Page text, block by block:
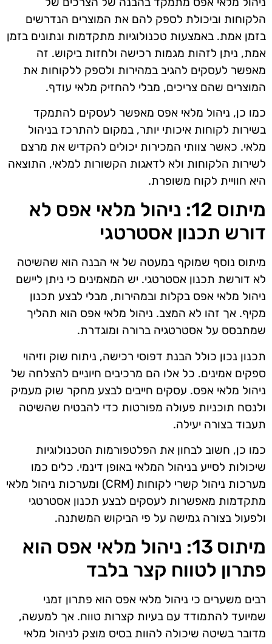
הלקוחות וביכולת לספק להם את המוצרים הנדרשים
בזמן אמת. באמצעות טכנולוגיות מתקדמות ונתונים בזמן
אמת, ניתן לזהות מגמות רכישה ולחזות ביקוש. זה
מאפשר לעסקים להגיב במהירות ולספק ללקוחות את
המוצרים שהם צריכים, מבלי להחזיק מלאי עודף.
כמו כן, ניהול מלאי אפס מאפשר לעסקים להתמקד
בשירות לקוחות איכותי יותר, במקום להתרכז בניהול
מלאי. כאשר צוותי המכירות יכולים להקדיש את מרצם
לשירות הלקוחות ולא לדאגות הקשורות למלאי, התוצאה
היא חוויית לקוח משופרת.
מיתוס 12: ניהול מלאי אפס לא
דורש תכנון אסטרטגי
מיתוס נוסף שמוקף במעטה של אי הבנה הוא שהשיטה
לא דורשת תכנון אסטרטגי. יש המאמינים כי ניתן ליישם
ניהול מלאי אפס בקלות ובמהירות, מבלי לבצע תכנון
מקיף. אך זהו לא המצב. ניהול מלאי אפס הוא תהליך
שמתבסס על אסטרטגיה ברורה ומוגדרת.
תכנון נכון כולל הבנת דפוסי רכישה, ניתוח שוק וזיהוי
ספקים אמינים. כל אלו הם מרכיבים חיוניים להצלחה של
ניהול מלאי אפס. עסקים חייבים לבצע מחקר שוק מעמיק
ולנסח תוכניות פעולה מפורטות כדי להבטיח שהשיטה
תעבוד בצורה יעילה.
כמו כן, חשוב לבחון את הפלטפורמות הטכנולוגיות
שיכולות לסייע בניהול המלאי באופן דינמי. כלים כמו
מערכות ניהול קשרי לקוחות (CRM) ומערכות ניהול מלאי
מתקדמות מאפשרות לעסקים לבצע תכנון אסטרטגי
ולפעול בצורה גמישה על פי הביקוש המשתנה.
מיתוס 13: ניהול מלאי אפס הוא
פתרון לטווח קצר בלבד
רבים משערים כי ניהול מלאי אפס הוא פתרון זמני
שמיועד להתמודד עם בעיות קצרות טווח. אך למעשה,
מדובר בשיטה שיכולה להוות בסיס מוצק לניהול מלאי